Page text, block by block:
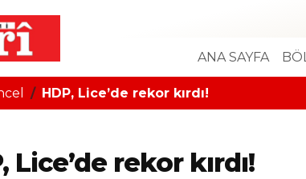
ANA SAYFA
HDP, Lice’de rekor kırdı!
Lice’de rekor kırdı!